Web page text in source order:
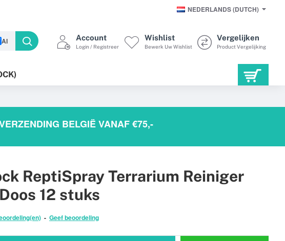
NEDERLANDS (DUTCH)
AI Account
Login / Registreer
Wishlist
Bewerk Uw Wishlist
Vergelijken
Product Vergelijking
BELGIË VANAF €75,-
ReptiSpray Terrarium Reiniger
12 stuks
- Geef beoordeling